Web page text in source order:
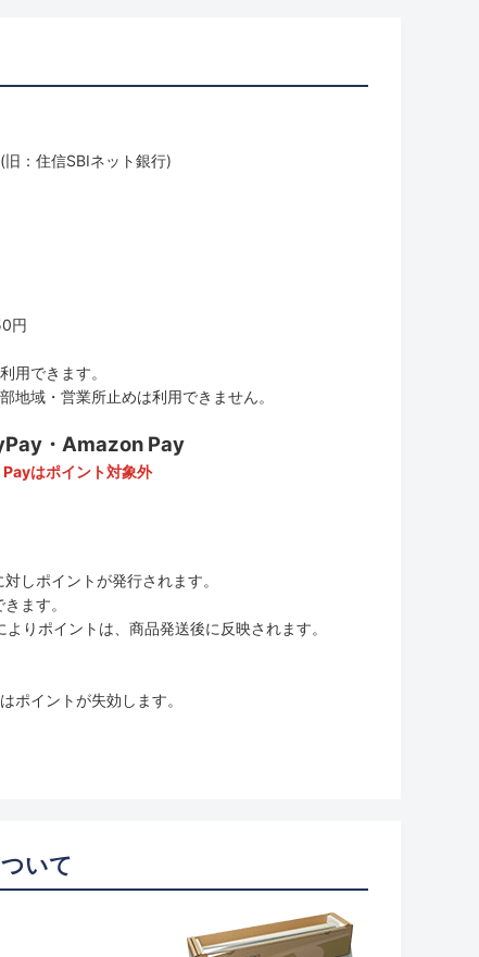
旧：住信SBIネット銀行)
円
用できます。
地域・営業所止めは利用できません。
・Amazon Pay
はポイント対象外
しポイントが発行されます。
ます。
りポイントは、商品発送後に反映されます。
ポイントが失効します。
いて